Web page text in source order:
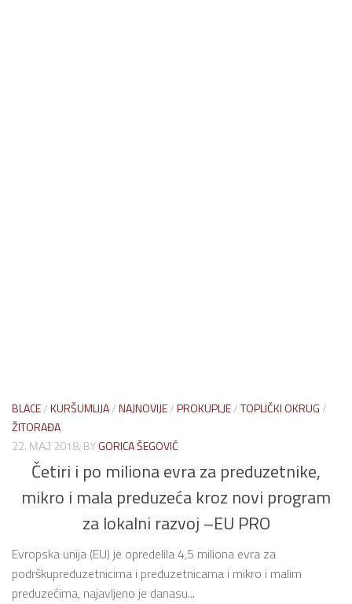
BLACE/KURŠUMLIJA/NAJNOVIJE/PROKUPLJE/TOPLIČKI OKRUG/
ŽITORAĐA
22. МАЈ 2018. BYGORICA ŠEGOVIĆ
Četiri i po miliona evra za preduzetnike,
mikro i mala preduzeća kroz novi program
za lokalni razvoj –EU PRO
Evropska unija (EU) je opredelila 4,5 miliona evra za
podrškupreduzetnicima i preduzetnicama i mikro i malim
preduzećima, najavljeno je danasu...